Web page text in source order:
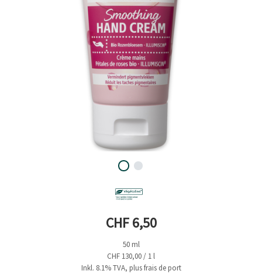
Prix actuel
CHF 6,50
50 ml
CHF 130,00 / 1 l
Inkl. 8.1% TVA, plus frais de port